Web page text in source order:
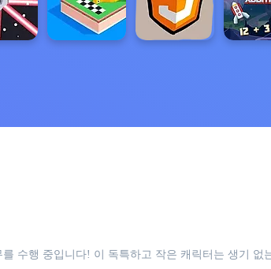
수행 중입니다! 이 독특하고 작은 캐릭터는 생기 없